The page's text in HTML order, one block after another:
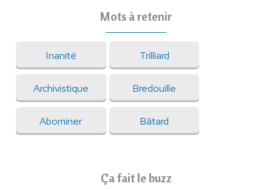
Mots à retenir
Inanité Trilliard
Archivistique Bredouille
Abominer Bâtard
Ça fait le buzz